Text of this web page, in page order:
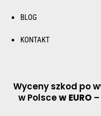
BLOG
KONTAKT
Wyceny szkod po
w Polscew EURO